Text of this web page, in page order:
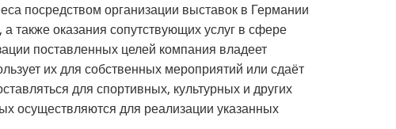
посредством организации выставок в Германии
также оказания сопутствующих услуг в сфере
поставленных целей компания владеет
их для собственных мероприятий или сдаёт
для спортивных, культурных и других
осуществляются для реализации указанных